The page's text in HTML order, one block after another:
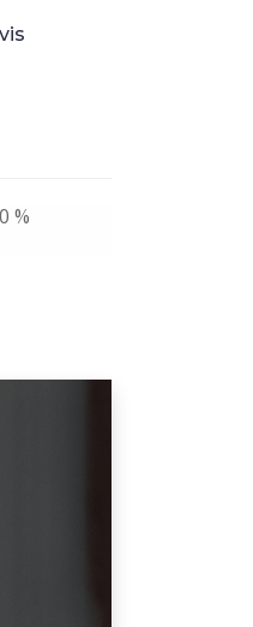
%